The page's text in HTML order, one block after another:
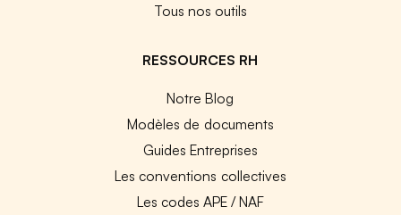
Tous nos outils
RESSOURCES RH
Notre Blog
Modèles de documents
Guides Entreprises
Les conventions collectives
Les codes APE / NAF